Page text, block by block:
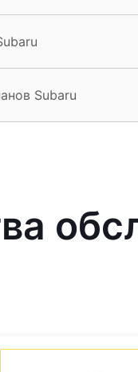
Subaru